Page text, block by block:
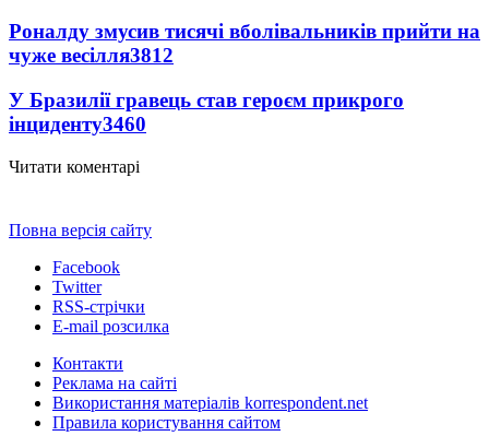
Роналду змусив тисячі вболівальників прийти на
чуже весілля3812
У Бразилії гравець став героєм прикрого
інциденту3460
Читати коментарі
Повна версія сайту
Facebook
Twitter
RSS-стрічки
E-mail розсилка
Контакти
Реклама на сайті
Використання матеріалів korrespondent.net
Правила користування сайтом